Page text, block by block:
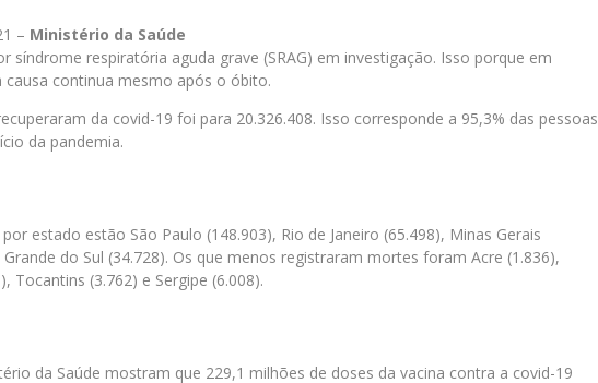
– Ministério da Saúde
síndrome respiratória aguda grave (SRAG) em investigação. Isso porque em
continua mesmo após o óbito.
da covid-19 foi para 20.326.408. Isso corresponde a 95,3% das pessoas
da pandemia.
estado estão São Paulo (148.903), Rio de Janeiro (65.498), Minas Gerais
Grande do Sul (34.728). Os que menos registraram mortes foram Acre (1.836),
Tocantins (3.762) e Sergipe (6.008).
da Saúde mostram que 229,1 milhões de doses da vacina contra a covid-19